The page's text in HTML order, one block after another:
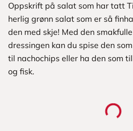
Oppskrift på salat som har tatt
herlig grønn salat som er så
den med skje! Med den
dressingen kan du spise den
til nachochips eller ha den som
og fisk.